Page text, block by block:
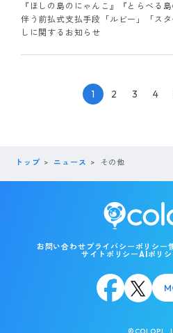
『ほしの島のにゃんこ』『とらべる
伴う前払式支払手段「ルビー」「ス
しに関するお知らせ
1 2 3 4
トップ ニュース その他
お問い合わせ プライバシーポリシー
サイトポリシーAIポリシ
©COLOPL,